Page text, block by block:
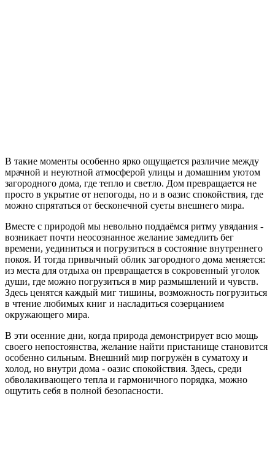
В такие моменты особенно ярко ощущается различие между
мрачной и неуютной атмосферой улицы и домашним уютом
загородного дома, где тепло и светло. Дом превращается не
просто в укрытие от непогоды, но и в оазис спокойствия, где
можно спрятаться от бесконечной суеты внешнего мира.
Вместе с природой мы невольно поддаёмся ритму увядания -
возникает почти неосознанное желание замедлить бег
времени, уединиться и погрузиться в состояние внутреннего
покоя. И тогда привычный облик загородного дома меняется:
из места для отдыха он превращается в сокровенный уголок
души, где можно погрузиться в мир размышлений и чувств.
Здесь ценятся каждый миг тишины, возможность погрузиться
в чтение любимых книг и насладиться созерцанием
окружающего мира.
В эти осенние дни, когда природа демонстрирует всю мощь
своего непостоянства, желание найти пристанище становится
особенно сильным. Внешний мир погружён в суматоху и
холод, но внутри дома - оазис спокойствия. Здесь, среди
обволакивающего тепла и гармоничного порядка, можно
ощутить себя в полной безопасности.